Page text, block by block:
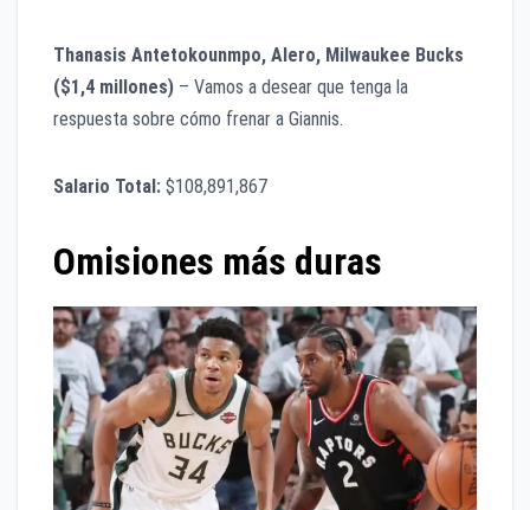
Thanasis Antetokounmpo, Alero, Milwaukee Bucks
($1,4 millones) – Vamos a desear que tenga la
respuesta sobre cómo frenar a Giannis.
Salario Total: $108,891,867
Omisiones más duras